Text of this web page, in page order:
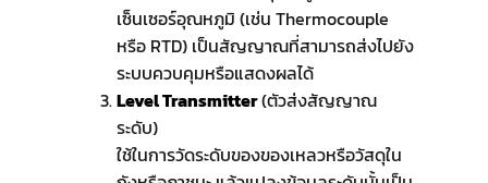
เซ็นเซอร์อุณหภูมิ (เช่น Thermocouple
หรือ RTD) เป็นสัญญาณที่สามารถส่งไปยัง
ระบบควบคุมหรือแสดงผลได้
Level Transmitter(ตัวส่งสัญญาณ
ระดับ)
ใช้ในการวัดระดับของของเหลวหรือวัสดุใน